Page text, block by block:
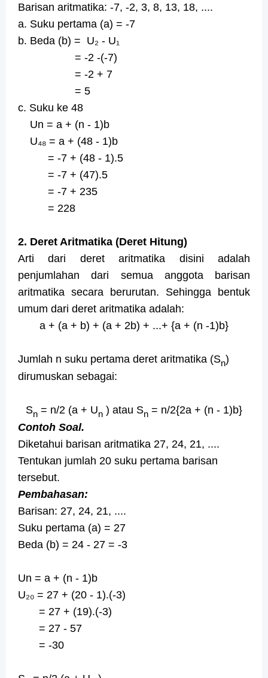
Barisan aritmatika: -7, -2, 3, 8, 13, 18, ....
a. Suku pertama (a) = -7
b. Beda (b) = U₂ - U₁
= -2 -(-7)
= -2 + 7
= 5
c. Suku ke 48
Un = a + (n - 1)b
U₄₈ = a + (48 - 1)b
= -7 + (48 - 1).5
= -7 + (47).5
= -7 + 235
= 228
2. Deret Aritmatika (Deret Hitung)
Arti dari deret aritmatika disini adalah
penjumlahan dari semua anggota barisan
aritmatika secara berurutan. Sehingga bentuk
umum dari deret aritmatika adalah:
a + (a + b) + (a + 2b) + ...+ {a + (n -1)b}
Jumlah n suku pertama deret aritmatika (Sn)
dirumuskan sebagai:
Sn = n/2 (a + Un ) atau Sn = n/2{2a + (n - 1)b}
Contoh Soal.
Diketahui barisan aritmatika 27, 24, 21, ....
Tentukan jumlah 20 suku pertama barisan
tersebut.
Pembahasan:
Barisan: 27, 24, 21, ....
Suku pertama (a) = 27
Beda (b) = 24 - 27 = -3
Un = a + (n - 1)b
U₂₀ = 27 + (20 - 1).(-3)
= 27 + (19).(-3)
= 27 - 57
= -30